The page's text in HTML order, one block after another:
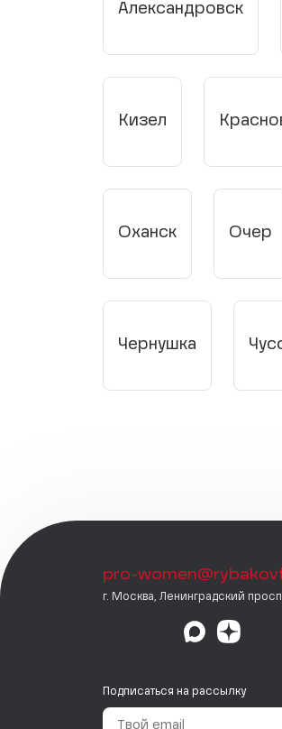
Александровск
Кизел
Оханск Очер
Чернушка
pro-
г. Москва, Ленинградский
Подписаться на рассылку